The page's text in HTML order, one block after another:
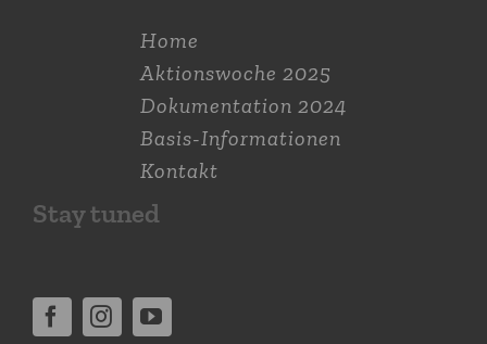
Home
Aktions­woche 2025
Dokumen­tation 2024
Basis-Informationen
Kontakt
Stay tuned